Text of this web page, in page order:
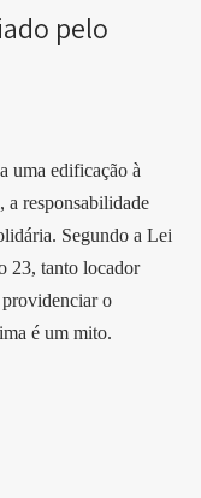
pelo
uma edificação à
a responsabilidade
Segundo a Lei
23, tanto locador
o
é um mito.